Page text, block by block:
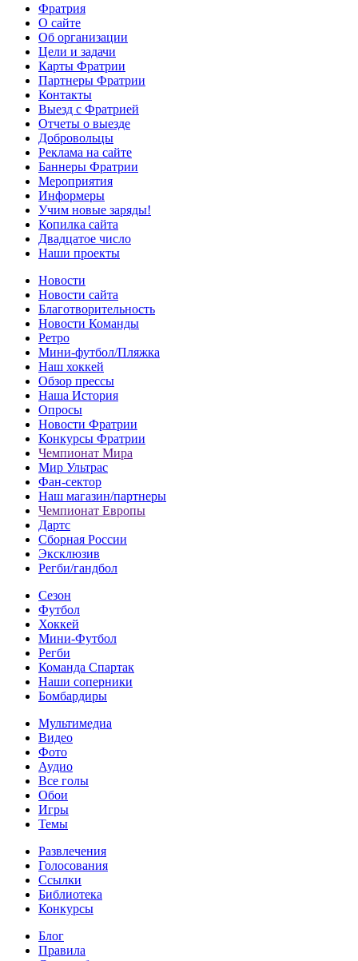
Фратрия
О сайте
Об организации
Цели и задачи
Карты Фратрии
Партнеры Фратрии
Контакты
Выезд с Фратрией
Отчеты о выезде
Добровольцы
Реклама на сайте
Баннеры Фратрии
Мероприятия
Информеры
Учим новые заряды!
Копилка сайта
Двадцатое число
Наши проекты
Новости
Новости сайта
Благотворительность
Новости Команды
Ретро
Мини-футбол/Пляжка
Наш хоккей
Обзор прессы
Наша История
Опросы
Новости Фратрии
Конкурсы Фратрии
Чемпионат Мира
Мир Ультрас
Фан-cектор
Наш магазин/партнеры
Чемпионат Европы
Дартс
Сборная России
Эксклюзив
Регби/гандбол
Сезон
Футбол
Хоккей
Мини-Футбол
Регби
Команда Спартак
Наши соперники
Бомбардиры
Мультимедиа
Видео
Фото
Аудио
Все голы
Обои
Игры
Темы
Развлечения
Голосования
Ссылки
Библиотека
Конкурсы
Блог
Правила